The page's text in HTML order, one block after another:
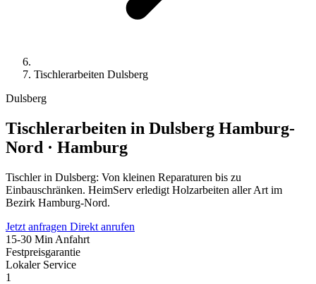
Tischlerarbeiten Dulsberg
Dulsberg
Tischlerarbeiten in Dulsberg Hamburg-
Nord · Hamburg
Tischler in Dulsberg: Von kleinen Reparaturen bis zu
Einbauschränken. HeimServ erledigt Holzarbeiten aller Art im
Bezirk Hamburg-Nord.
Jetzt anfragen Direkt anrufen
15-30 Min Anfahrt
Festpreisgarantie
Lokaler Service
1